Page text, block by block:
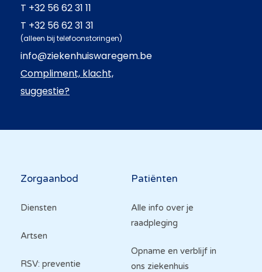
T +32 56 62 31 11
T +32 56 62 31 31
(alleen bij telefoonstoringen)
info@ziekenhuiswaregem.be
Compliment, klacht,
suggestie?
Hoofdnavigatie
Zorgaanbod
Diensten
Artsen
RSV: preventie
Patiënten
Alle info over je
raadpleging
Opname en verblijf in
ons ziekenhuis